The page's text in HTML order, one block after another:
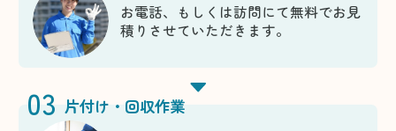
お電話、もしくは訪問にて無料でお見
積りさせていただきます。
03 片付け・回収作業